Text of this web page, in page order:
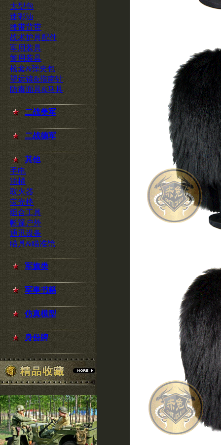
大型包
迷彩油
腰带背带
战术护具配件
军用装具
警用装具
枪套&弹夹包
望远镜&指南针
防毒面具&马具
二战美军
二战德军
其他
手电
油桶
取火器
荧光棒
组合工具
帐篷户外
通讯设备
瞄具&瞄准镜
军旗类
军事书籍
仿真模型
身份牌